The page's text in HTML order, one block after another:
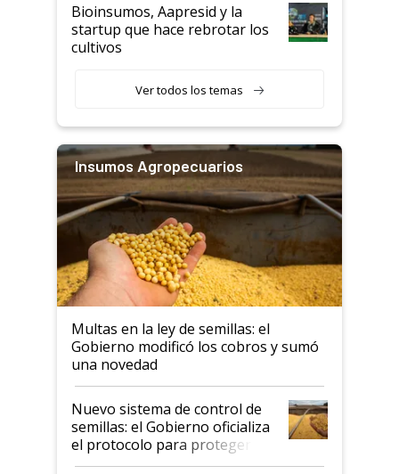
Bioinsumos, Aapresid y la
startup que hace rebrotar los
cultivos
Ver todos los temas
Insumos Agropecuarios
Multas en la ley de semillas: el
Gobierno modificó los cobros y sumó
una novedad
Nuevo sistema de control de
semillas: el Gobierno oficializa
el protocolo para proteger la
propiedad intelectual